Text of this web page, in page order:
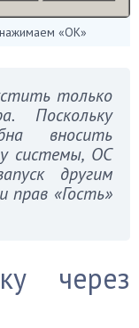
«ОК»
только
Поскольку
вносить
системы, ОС
другим
прав «Гость»
через